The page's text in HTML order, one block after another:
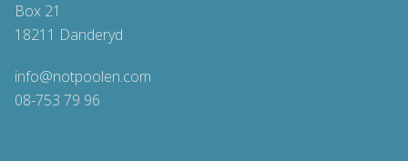
Box 21
18211 Danderyd
info@notpoolen.com
08-753 79 96